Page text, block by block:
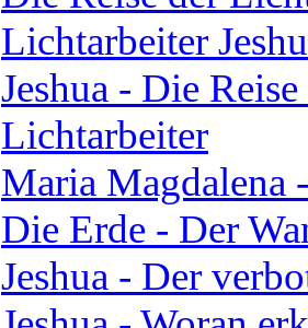
Lichtarbeiter
Jeshua - Die
Lichtarbeiter
Maria Magdalena
Die Erde - Der
Jeshua - Der